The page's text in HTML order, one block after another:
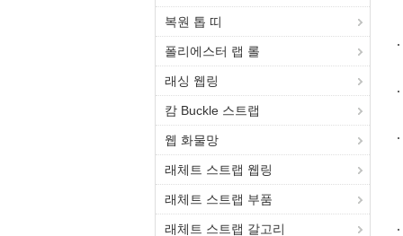
복원 톱 띠
폴리에스터 랩 롤
래싱 웹링
캄 Buckle 스트랩
웹 화물망
래체트 스트랩 웹링
래체트 스트랩 부품
래체트 스트랩 갈고리